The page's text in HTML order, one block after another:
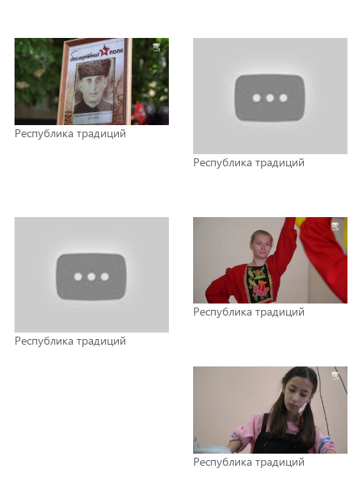
Республика традиций
Республика традиций
Республика традиций
Республика традиций
Республика традиций